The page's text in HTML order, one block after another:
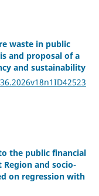
waste in public
and proposal of a
and sustainability
the public financial
and socio-
on regression with